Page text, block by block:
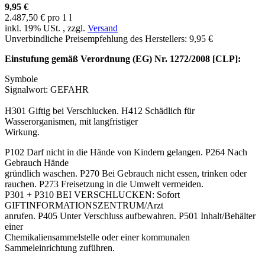
9,95 €
2.487,50 € pro 1 l
inkl. 19% USt. , zzgl. Versand
Unverbindliche Preisempfehlung des Herstellers: 9,95 €
Einstufung gemäß Verordnung (EG) Nr. 1272/2008 [CLP]:
Symbole
Signalwort: GEFAHR
H301 Giftig bei Verschlucken. H412 Schädlich für
Wasserorganismen, mit langfristiger
Wirkung.
P102 Darf nicht in die Hände von Kindern gelangen. P264 Nach
Gebrauch Hände
gründlich waschen. P270 Bei Gebrauch nicht essen, trinken oder
rauchen. P273 Freisetzung in die Umwelt vermeiden.
P301 + P310 BEI VERSCHLUCKEN: Sofort
GIFTINFORMATIONSZENTRUM/Arzt
anrufen. P405 Unter Verschluss aufbewahren. P501 Inhalt/Behälter
einer
Chemikaliensammelstelle oder einer kommunalen
Sammeleinrichtung zuführen.